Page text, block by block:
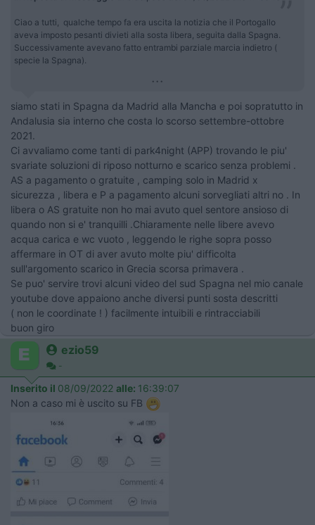
Ciao a tutti, qualche tempo fa era uscita la notizia che il Portogallo
aveva imposto pesanti divieti alla sosta libera, seguita dalla Spagna.
Successivamente avevano fatto entrambi parziale marcia indietro (
specie la Spagna).
...
siamo stati in Spagna da Madrid alla Mancha e poi sopratutto in
Andalusia sia interno che costa lo scorso settembre-ottobre
2021.
Ci avvaliamo come tanti di park4night (APP) trovando le piu'
svariate soluzioni di riposo notturno e scarico senza problemi .
AS a pagamento o gratuite , camping solo in Madrid x
sicurezza , libera e P a pagamento alcuni sorvegliati altri no . In
libera o AS gratuite non ho mai avuto quel sentore ansioso di
quando non si e' tranquilli .Chiaramente nelle libere avevo
acqua carica e wc vuoto , leggendo le righe sopra posso
affermare in OT di aver avuto molte piu' difficolta
sull'argomento scarico in Grecia scorsa primavera .
Se puo' servire trovi alcuni video del sud Spagna nel mio canale
youtube dove appaiono anche diversi punti sosta descritti
( non le coordinate ! ) facilmente intuibili e rintracciabili
buon giro
ezio59
-
Inserito il 08/09/2022 alle: 16:39:07
Non a caso mi è uscito su FB